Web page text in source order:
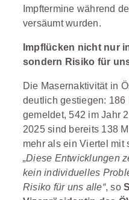
Impftermine während
versäumt wurden.
Impflücken nicht nur
sondern Risiko für
Die Masernaktivität in
deutlich gestiegen:
gemeldet, 542 im Jahr
2025 sind bereits 138
mehr als ein Viertel mit
„Diese Entwicklungen
kein individuelles
Risiko für uns alle“, so